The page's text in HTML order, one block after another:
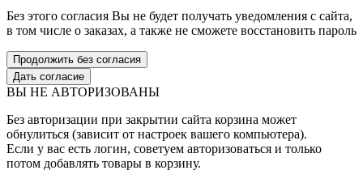
Без этого согласия Вы не будет получать уведомления с сайта,
в том числе о заказах, а также не сможете восстановить пароль
Продолжить без согласия
Дать согласие
ВЫ НЕ АВТОРИЗОВАНЫ
Без авторизации при закрытии сайта корзина может
обнулиться (зависит от настроек вашего компьютера).
Если у вас есть логин, советуем авторизоваться и только
потом добавлять товары в корзину.